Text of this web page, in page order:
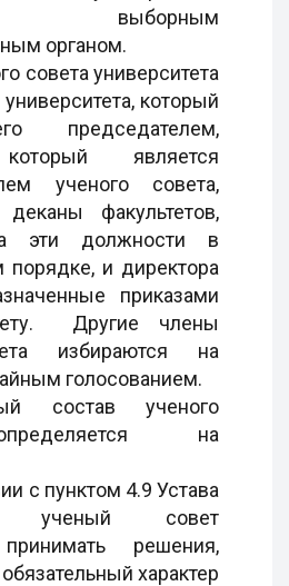
выборным
органом.
совета университета
который
председателем,
является
ученого совета,
факультетов,
эти должности в
порядке, и директора
приказами
Другие члены
избираются на
голосованием.
состав ученого
на
с пунктом 4.9 Устава
ученый совет
решения,
характер